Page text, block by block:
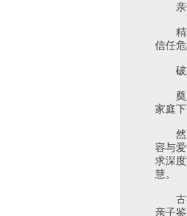
亲子
精准
信任危
破除
奠定
家庭
然而
容与
求深
慧。
古都
亲子